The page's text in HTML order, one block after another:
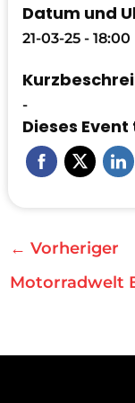
Datum und
21-03-25 - 18:00
-
Dieses
← Vorheriger
Motorradwelt